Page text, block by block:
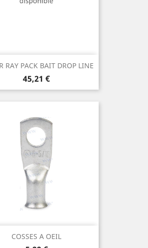
RAY PACK BAIT DROP LINE
Prix
45,21 €
COSSES A OEIL